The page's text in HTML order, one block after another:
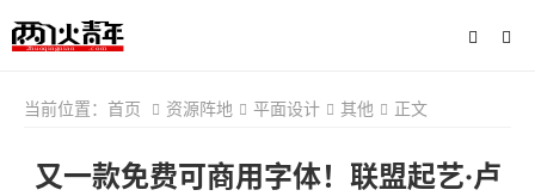
当前位置： 首页 资源阵地 平面设计 其他 正文
又一款免费可商用字体！联盟起艺·卢